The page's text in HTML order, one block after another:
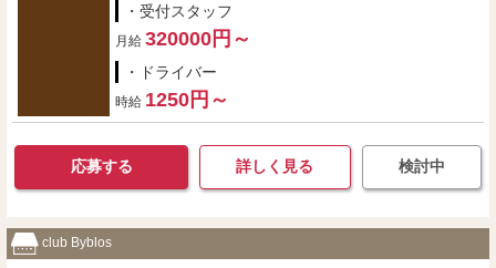
・受付スタッフ
月給 320000円～
・ドライバー
時給 1250円～
応募する 詳しく見る 検討中
club Byblos